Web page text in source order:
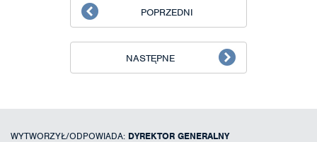
POPRZEDNI
NASTĘPNE
WYTWORZYŁ/ODPOWIADA: DYREKTOR GENERALNY